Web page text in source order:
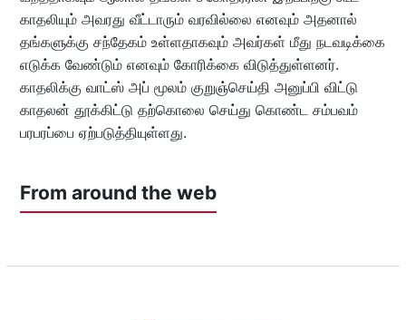
காதலியும் அவரது வீட்டாரும் வரவில்லை எனவும் அதனால்
தங்களுக்கு சந்தேகம் உள்ளதாகவும் அவர்கள் மீது நடவடிக்கை
எடுக்க வேண்டும் எனவும் கோரிக்கை விடுத்துள்ளனர்.
காதலிக்கு வாட்ஸ் அப் மூலம் குறுஞ்செய்தி அனுப்பி விட்டு
காதலன் தூக்கிட்டு தற்கொலை செய்து கொண்ட சம்பவம்
பரபரப்பை ஏற்படுத்தியுள்ளது.
From around the web